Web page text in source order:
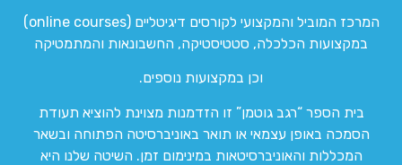
המרכז המוביל והמקצועי לקורסים דיגיטליים (online courses)
במקצועות הכלכלה, סטטיסטיקה, החשבונאות והמתמטיקה
וכן במקצועות נוספים.
בית הספר “רגב גוטמן” זו הזדמנות מצוינת להוציא תעודת
הסמכה באופן עצמאי או תואר באוניברסיטה הפתוחה ובשאר
המכללות והאוניברסיטאות במינימום זמן. השיטה שלנו היא